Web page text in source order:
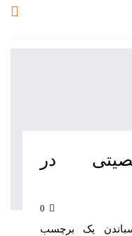
در
یک برچسب